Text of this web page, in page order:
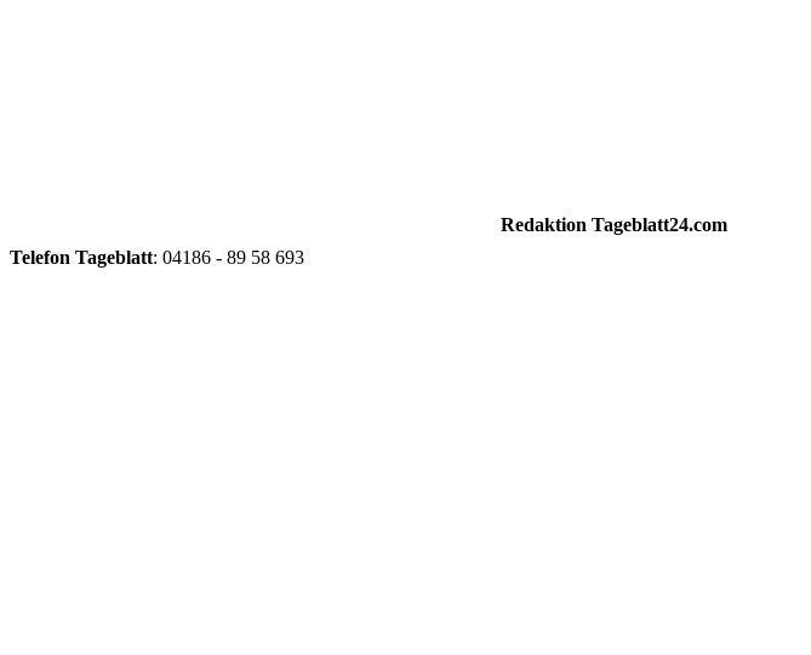
Redaktion Tageblatt24.com
Telefon Tageblatt: 04186 - 89 58 693